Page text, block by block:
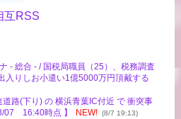
互RSS
- 総合 - / 国税局職員（25）、税務調査
入りしお小遣い1億5000万円頂戴する
路(下り) の 横浜青葉IC付近 で 衝突事
07 16:40時点 】
NEW! (8/7 19:13)